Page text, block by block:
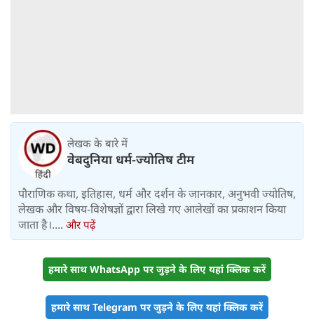
लेखक के बारे में
वेबदुनिया धर्म-ज्योतिष टीम
पौराणिक कथा, इतिहास, धर्म और दर्शन के जानकार, अनुभवी ज्योतिष,
लेखक और विषय-विशेषज्ञों द्वारा लिखे गए आलेखों का प्रकाशन किया
जाता है।.... और पढ़ें
हमारे साथ WhatsApp पर जुड़ने के लिए यहां क्लिक करें
हमारे साथ Telegram पर जुड़ने के लिए यहां क्लिक करें